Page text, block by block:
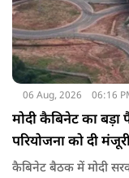
06 Aug, 2026 06:16
मोदी कैबिनेट का
परियोजना को दी
कैबिनेट बैठक में मोदी